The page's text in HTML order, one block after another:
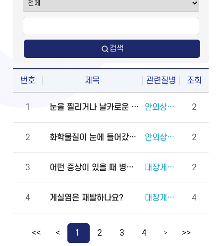
검색
번호 제목 관련질병 조회
1 눈을 찔리거나 날카로운 물체에 다쳤을 때 물로 씻어도 되나요? 안외상(천공 외상) 2
2 화학물질이 눈에 들어갔을 때 안과에 먼저 가야 하나요, 물로 먼저 씻어야 하나요? 안외상(각막화상) 2
3 어떤 증상이 있을 때 병원에 바로 가야 하나요? 대장게실증 2
4 게실염은 재발하나요? 대장게실증 4
<< < 1 2 3 4 > >>